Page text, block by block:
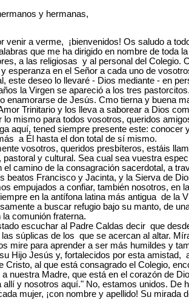
y hermanas,
venir a verme, ¡bienvenidos! Os saludo a
que me ha dirigido en nombre de toda
a las religiosas y al personal del
esperanza en el Señor a cada uno de
este deseo lo llevaré - Dios mediante - en
la Virgen se apareció a los tres
enamorarse de Jesús. Cmo tierna y buena
Trinitario y los lleva a saborear a Dios
lo mismo para todos vosotros, queridos
aquí, tened siempre presente este:
a Él hasta el don total de sí mismo.
vosotros, queridos presbíteros, estáis
pastoral y cultural. Sea cual sea vuestra
el camino de la consagración sacerdotal, a
beatos Francisco y Jacinta, y la Sierva de
empujados a confiar, también nosotros, en
en la antífona latina más antigua de la
a buscar refugio bajo su manto, de
comunión fraterna.
escuchar al Padre Caldas decir que
súplicas de los que se acercan al altar.
mire para aprender a ser más humildes y
Hijo Jesús y, fortalecidos por esta amistad,
Cristo, al que está consagrado el Colegio,
a nuestra Madre, que está en el corazón de
allí y nosotros aquí." No, estamos unidos. De
mujer, ¡con nombre y apellido! Su mirada